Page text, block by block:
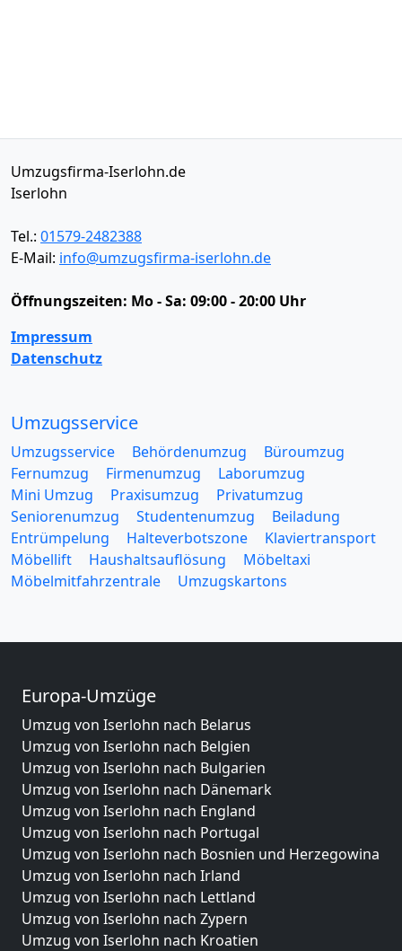
Umzugsfirma-Iserlohn.de
Iserlohn
Tel.: 01579-2482388
E-Mail: info@umzugsfirma-iserlohn.de
Öffnungszeiten: Mo - Sa: 09:00 - 20:00 Uhr
Impressum
Datenschutz
Umzugsservice
Umzugsservice Behördenumzug
Büroumzug
Fernumzug
Firmenumzug
Laborumzug
Mini Umzug
Praxisumzug
Privatumzug
Seniorenumzug
Studentenumzug
Beiladung
Entrümpelung
Halteverbotszone
Klaviertransport
Möbellift
Haushaltsauflösung
Möbeltaxi
Möbelmitfahrzentrale
Umzugskartons
Europa-Umzüge
Umzug von Iserlohn nach Belarus
Umzug von Iserlohn nach Belgien
Umzug von Iserlohn nach Bulgarien
Umzug von Iserlohn nach Dänemark
Umzug von Iserlohn nach England
Umzug von Iserlohn nach Portugal
Umzug von Iserlohn nach Bosnien und Herzegowina
Umzug von Iserlohn nach Irland
Umzug von Iserlohn nach Lettland
Umzug von Iserlohn nach Zypern
Umzug von Iserlohn nach Kroatien